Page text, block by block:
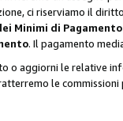
ci riserviamo il
Minimi di Pagamento
. Il pagamento
o aggiorni le relative
le